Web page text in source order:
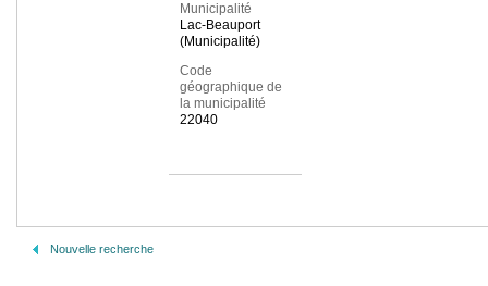
Municipalité
Lac-Beauport
(Municipalité)
Code
géographique de
la municipalité
22040
Nouvelle recherche